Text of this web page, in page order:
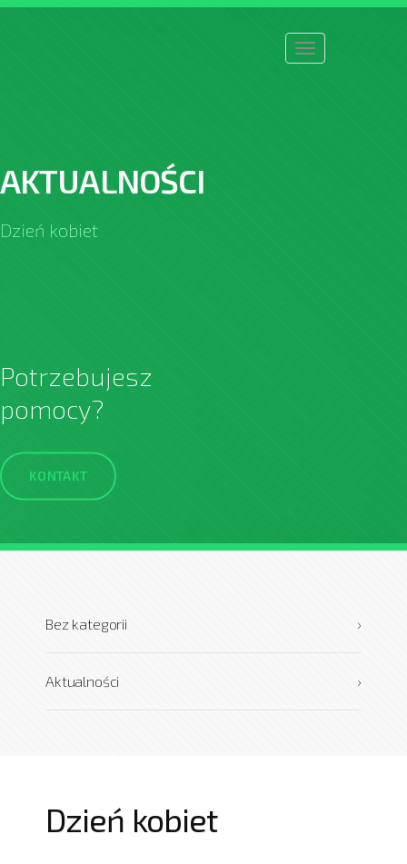
Toggle
navigation
AKTUALNOŚCI
Dzień kobiet
Potrzebujesz
pomocy?
KONTAKT
›
Bez kategorii
›
Aktualności
Dzień kobiet